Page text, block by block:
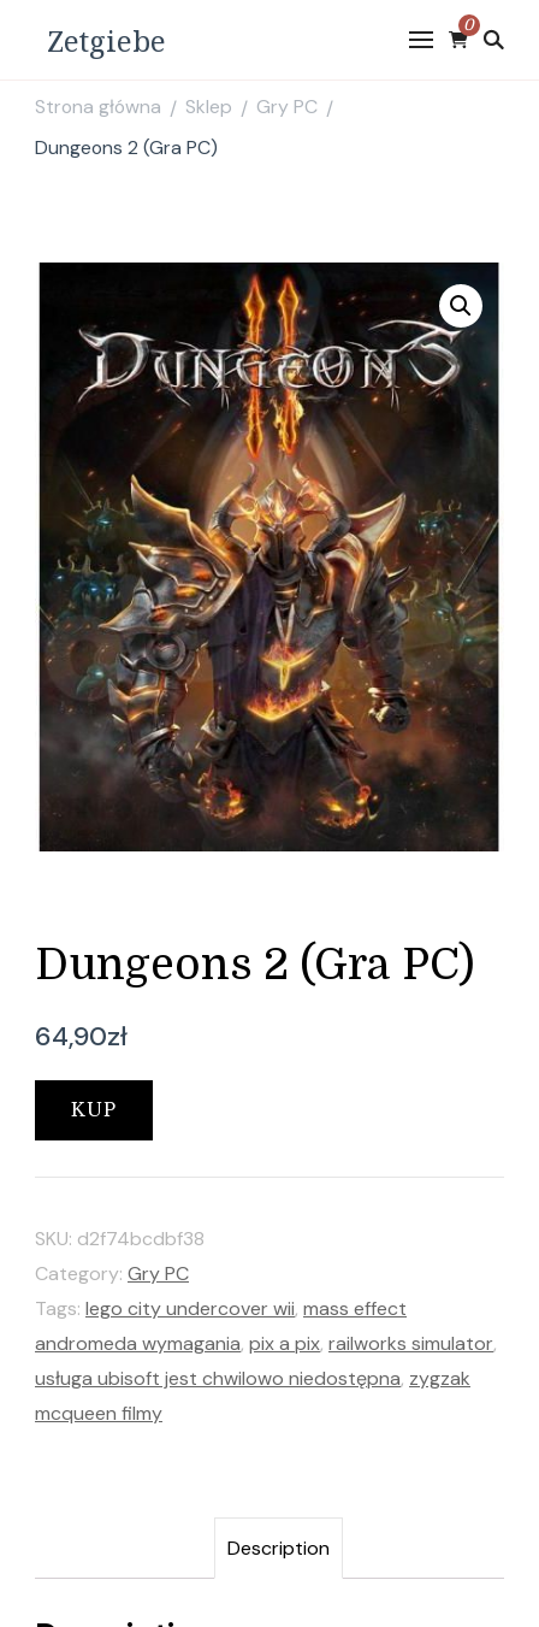
Zetgiebe 0
Strona główna / Sklep / Gry PC /
Dungeons 2 (Gra PC)
Dungeons 2 (Gra PC)
64,90zł
KUP
SKU: d2f74bcdbf38
Category: Gry PC
Tags: lego city undercover wii, mass effect
andromeda wymagania, pix a pix, railworks simulator,
usługa ubisoft jest chwilowo niedostępna, zygzak
mcqueen filmy
Description